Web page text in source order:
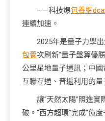
——科技爆包養網
連續加速。
2025年是量子力學
包養次刷新“量子盤算優
公里星地量子通訊；中
互聯互通、普遍利用的
讓“天然太陽”照進
破。“西方超環”完成“億